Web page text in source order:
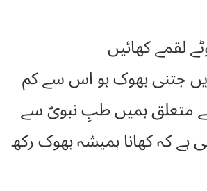
لقمے کھائیں
جتنی بھوک ہو اس سے کم
متعلق ہمیں طبِ نبویؐ سے
ہے کہ کھانا ہمیشہ بھوک رکھ